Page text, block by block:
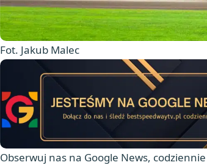
Fot. Jakub Malec
Obserwuj nas na Google News,